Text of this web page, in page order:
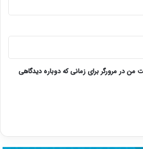
من در مرورگر برای زمانی که دوباره دیدگاهی